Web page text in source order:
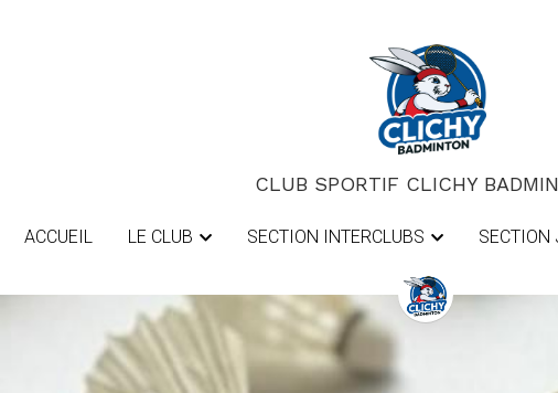
CLUB SPORTIF CLICHY
ACCUEIL LE CLUB SECTION INTERCLUBS SECTION
CLUB SPORTIF CLICHY
ACCUEIL LE CLUB SECTION INTERCLUBS SECTION